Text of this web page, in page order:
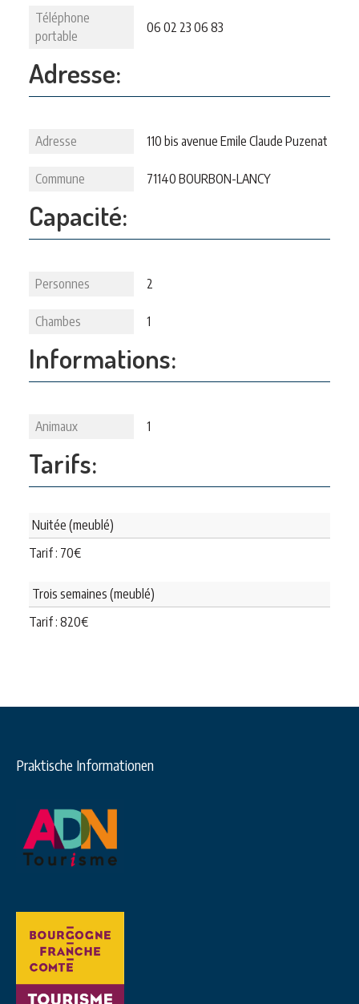
Téléphone
portable
06 02 23 06 83
Adresse:
Adresse 110 bis avenue Emile Claude Puzenat
Commune 71140 BOURBON-LANCY
Capacité:
Personnes 2
Chambes 1
Informations:
Animaux 1
Tarifs:
Nuitée (meublé)
Tarif : 70€
Trois semaines (meublé)
Tarif : 820€
Praktische Informationen